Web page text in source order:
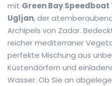
mit Green Bay Speedboat
Ugljan, der
Archipels von Zadar.
reicher mediterraner
perfekte Mischung aus
Küstendörfern und
Wasser. Ob Sie an